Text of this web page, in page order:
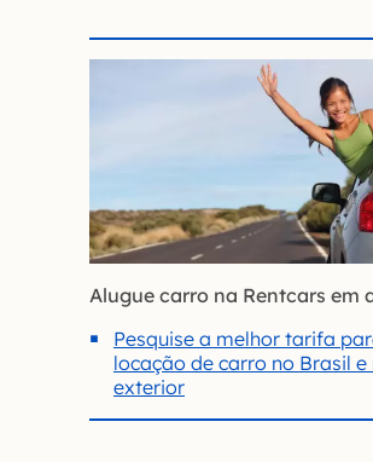
Alugue carro na Rentcars em
Pesquise a melhor tarifa
locação de carro no Brasil e
exterior